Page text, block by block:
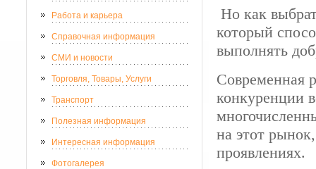
Работа и карьера
Справочная информация
СМИ и новости
Торговля, Товары, Услуги
Транспорт
Полезная информация
Интересная информация
Фотогалерея
Но как
который
выполнять
Современная
конкуренции
на этот
проявлениях.